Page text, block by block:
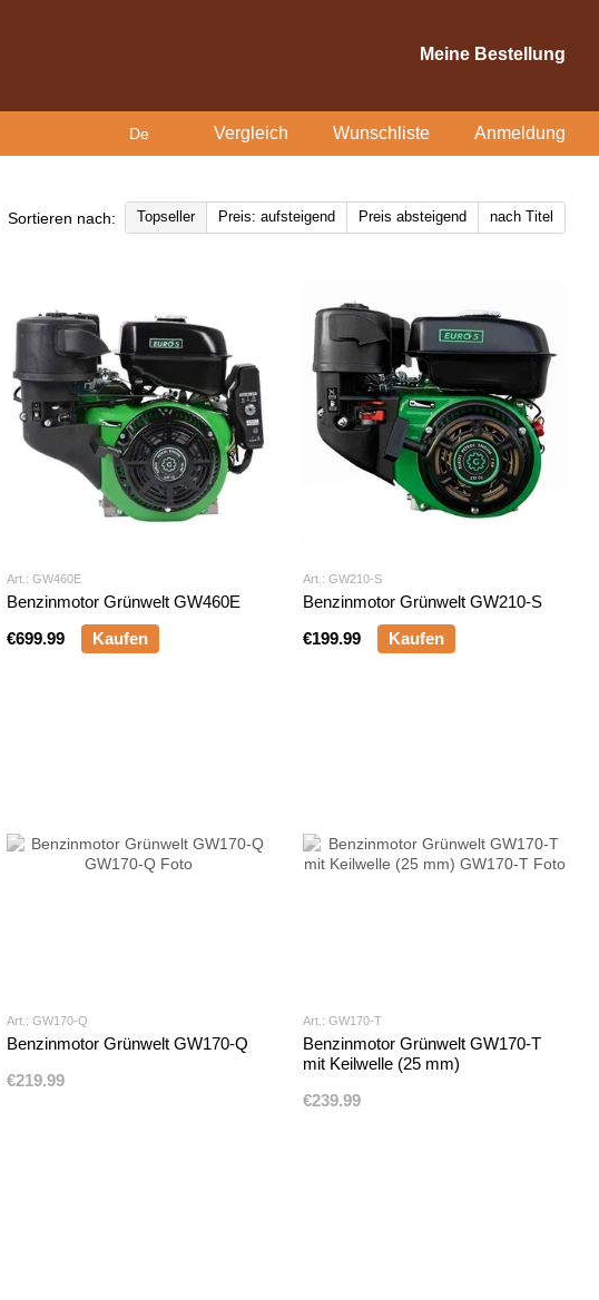
Meine Bestellung
De Vergleich Wunschliste Anmeldung
Sortieren nach: Topseller Preis: aufsteigend Preis absteigend nach Titel
Art.: GW460E
Benzinmotor Grünwelt GW460E
€699.99
Kaufen
Art.: GW210-S
Benzinmotor Grünwelt GW210-S
€199.99
Kaufen
Art.: GW170-Q
Benzinmotor Grünwelt GW170-Q
€219.99
Art.: GW170-T
Benzinmotor Grünwelt GW170-T
mit Keilwelle (25 mm)
€239.99